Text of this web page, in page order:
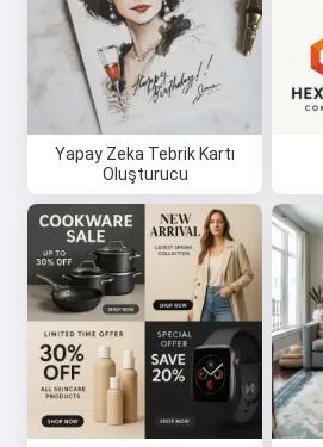
Yapay Zeka Tebrik Kartı
Oluşturucu